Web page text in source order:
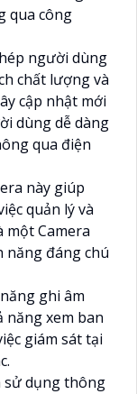
qua công
người dùng
chất lượng và
cập nhật mới
dùng dễ dàng
qua điện
này giúp
quản lý và
một Camera
năng đáng chú
ghi âm
năng xem ban
giám sát tại
sử dụng thông